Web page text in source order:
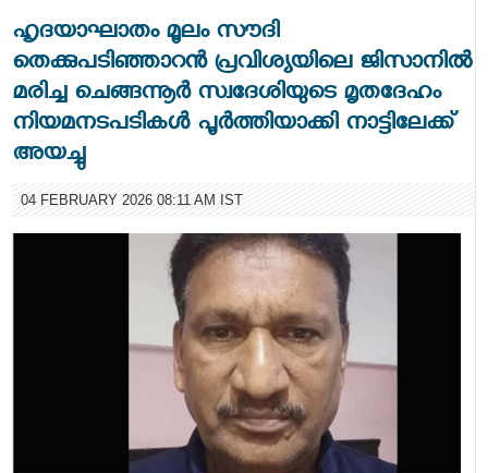
ഹൃദയാഘാതം മൂലം സൗദി
തെക്കുപടിഞ്ഞാറൻ പ്രവിശ്യയിലെ ജിസാനിൽ
മരിച്ച ചെങ്ങന്നൂർ സ്വദേശിയുടെ മൃതദേഹം
നിയമനടപടികൾ പൂർത്തിയാക്കി നാട്ടിലേക്ക്
അയച്ചു
04 FEBRUARY 2026 08:11 AM IST